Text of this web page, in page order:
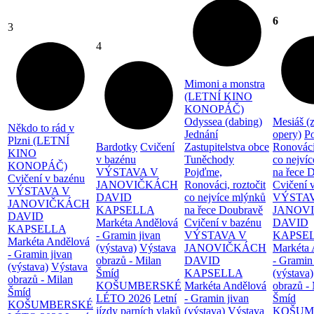
3
Někdo to rád v
Plzni (LETNÍ
KINO
KONOPÁČ)
Cvičení v bazénu
VÝSTAVA V
JANOVIČKÁCH
DAVID
KAPSELLA
Markéta Andělová
- Gramin jivan
(výstava) Výstava
obrazů - Milan
Šmíd
KOŠUMBERSKÉ
4
Bardotky Cvičení
v bazénu
VÝSTAVA V
JANOVIČKÁCH
DAVID
KAPSELLA
Markéta Andělová
- Gramin jivan
(výstava) Výstava
obrazů - Milan
Šmíd
KOŠUMBERSKÉ
LÉTO 2026 Letní
jízdy parních vlaků
Mimoni a monstra
(LETNÍ KINO
KONOPÁČ)
Odyssea (dabing)
Jednání
Zastupitelstva obce
Tuněchody
Pojďme,
Ronováci, roztočit
co nejvíce mlýnků
na řece Doubravě
Cvičení v bazénu
VÝSTAVA V
JANOVIČKÁCH
DAVID
KAPSELLA
Markéta Andělová
- Gramin jivan
(výstava) Výstava
6
Mesiáš
opery)
co
na řece
Cvičení
DAVID
Markéta
-
(výstava)
obrazů -
Šmíd